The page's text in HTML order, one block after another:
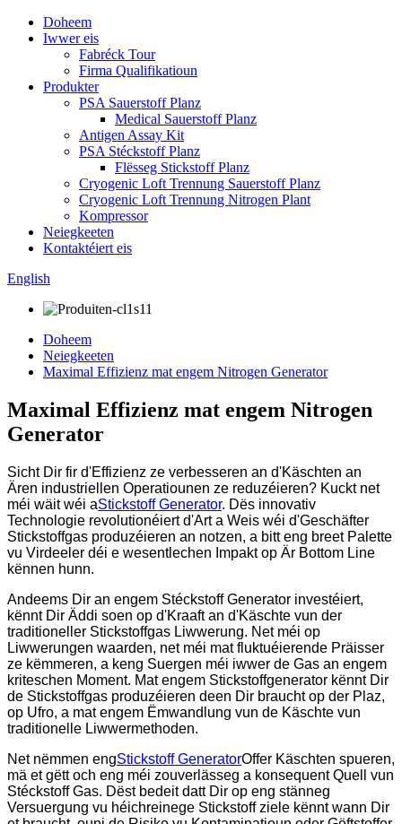
Doheem
Iwwer eis
Fabréck Tour
Firma Qualifikatioun
Produkter
PSA Sauerstoff Planz
Medical Sauerstoff Planz
Antigen Assay Kit
PSA Stéckstoff Planz
Flësseg Stickstoff Planz
Cryogenic Loft Trennung Sauerstoff Planz
Cryogenic Loft Trennung Nitrogen Plant
Kompressor
Neiegkeeten
Kontaktéiert eis
English
Doheem
Neiegkeeten
Maximal Effizienz mat engem Nitrogen Generator
Maximal Effizienz mat engem Nitrogen
Generator
Sicht Dir fir d'Effizienz ze verbesseren an d'Käschten an
Ären industriellen Operatiounen ze reduzéieren? Kuckt net
méi wäit wéi aStickstoff Generator. Dës innovativ
Technologie revolutionéiert d'Art a Weis wéi d'Geschäfter
Stickstoffgas produzéieren an notzen, a bitt eng breet Palette
vu Virdeeler déi e wesentlechen Impakt op Är Bottom Line
kënnen hunn.
Andeems Dir an engem Stéckstoff Generator investéiert,
kënnt Dir Äddi soen op d'Kraaft an d'Käschte vun der
traditioneller Stickstoffgas Liwwerung. Net méi op
Liwwerungen waarden, net méi mat fluktuéierende Präisser
ze këmmeren, a keng Suergen méi iwwer de Gas an engem
kriteschen Moment. Mat engem Stickstoffgenerator kënnt Dir
de Stickstoffgas produzéieren deen Dir braucht op der Plaz,
op Ufro, a mat engem Ëmwandlung vun de Käschte vun
traditionelle Liwwermethoden.
Net nëmmen engStickstoff GeneratorOffer Käschten spueren,
mä et gëtt och eng méi zouverlässeg a konsequent Quell vun
Stéckstoff Gas. Dëst bedeit datt Dir op eng stänneg
Versuergung vu héichreinege Stickstoff ziele kënnt wann Dir